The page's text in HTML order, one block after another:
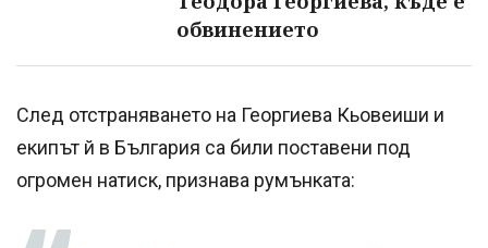
обвинението
След отстраняването на Георгиева Кьовеиши и
екипът й в България са били поставени под
огромен натиск, признава румънката: